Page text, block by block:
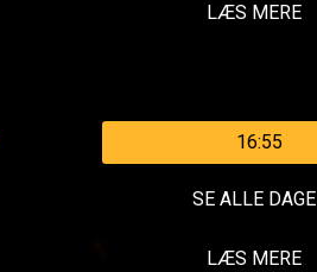
LÆS MERE
16:55
SE ALLE DAGE
LÆS MERE